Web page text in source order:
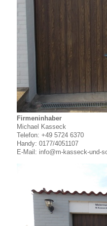
Firmeninhaber
Michael Kasseck
Telefon: +49 5724 6370
Handy: 0177/4051107
E-Mail: info@m-kasseck-und-